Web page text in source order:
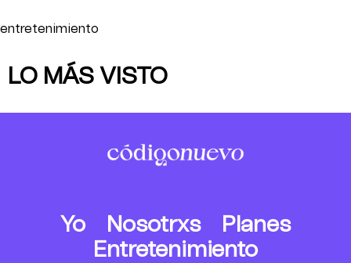
entretenimiento
LO MÁS VISTO
Yo Nosotrxs
Planes
Entretenimiento